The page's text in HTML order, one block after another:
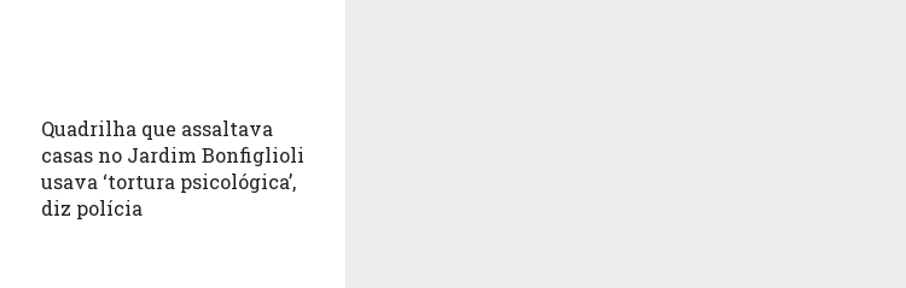
Quadrilha que assaltava
casas no Jardim Bonfiglioli
usava ‘tortura psicológica’,
diz polícia